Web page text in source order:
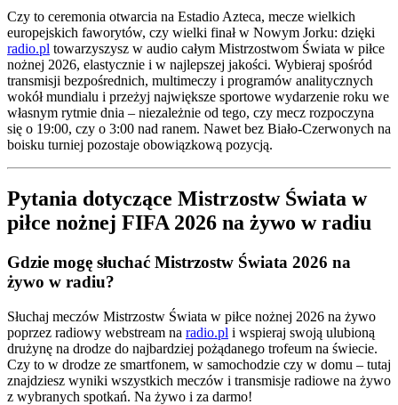
Czy to ceremonia otwarcia na Estadio Azteca, mecze wielkich
europejskich faworytów, czy wielki finał w Nowym Jorku: dzięki
radio.pl towarzyszysz w audio całym Mistrzostwom Świata w piłce
nożnej 2026, elastycznie i w najlepszej jakości. Wybieraj spośród
transmisji bezpośrednich, multimeczy i programów analitycznych
wokół mundialu i przeżyj największe sportowe wydarzenie roku we
własnym rytmie dnia – niezależnie od tego, czy mecz rozpoczyna
się o 19:00, czy o 3:00 nad ranem. Nawet bez Biało-Czerwonych na
boisku turniej pozostaje obowiązkową pozycją.
Pytania dotyczące Mistrzostw Świata w
piłce nożnej FIFA 2026 na żywo w radiu
Gdzie mogę słuchać Mistrzostw Świata 2026 na
żywo w radiu?
Słuchaj meczów Mistrzostw Świata w piłce nożnej 2026 na żywo
poprzez radiowy webstream na radio.pl i wspieraj swoją ulubioną
drużynę na drodze do najbardziej pożądanego trofeum na świecie.
Czy to w drodze ze smartfonem, w samochodzie czy w domu – tutaj
znajdziesz wyniki wszystkich meczów i transmisje radiowe na żywo
z wybranych spotkań. Na żywo i za darmo!